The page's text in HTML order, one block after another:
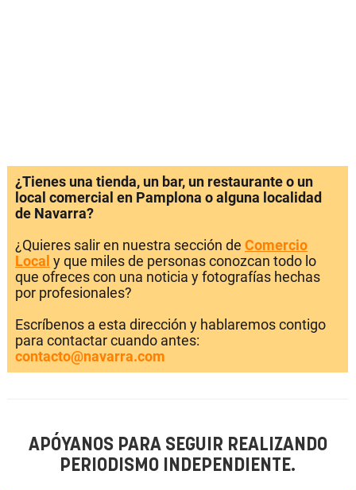
¿Tienes una tienda, un bar, un restaurante o un
local comercial en Pamplona o alguna localidad
de Navarra?
¿Quieres salir en nuestra sección de Comercio
Local y que miles de personas conozcan todo lo
que ofreces con una noticia y fotografías hechas
por profesionales?
Escríbenos a esta dirección y hablaremos contigo
para contactar cuando antes:
contacto@navarra.com
APÓYANOS PARA SEGUIR REALIZANDO
PERIODISMO INDEPENDIENTE.